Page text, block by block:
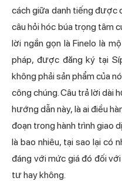
cách giữa danh tiếng được
câu hỏi hóc búa trọng tâm
lời ngắn gọn là Finelo là
pháp, được đăng ký tại
không phải sản phẩm của
công chúng. Câu trả lời dài
hướng dẫn này, là ai điều
đoạn trong hành trình giao
là bao nhiêu, tại sao lại có
đáng với mức giá đó đối
tư hay không.